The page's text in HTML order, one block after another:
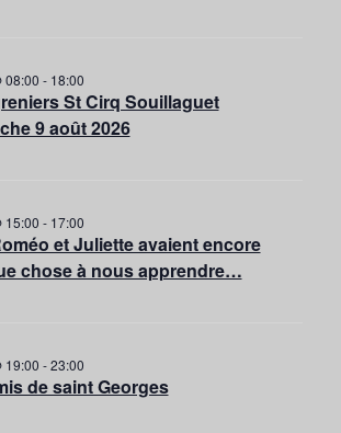
St Cirq Souillaguet
9 août 2026
08:00 - 18:00
et Juliette avaient encore
chose à nous apprendre…
15:00 - 17:00
de saint Georges
19:00 -23:00